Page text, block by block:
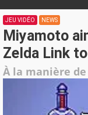
JEU VIDÉO NEWS
Miyamoto
Zelda Link
À la manière